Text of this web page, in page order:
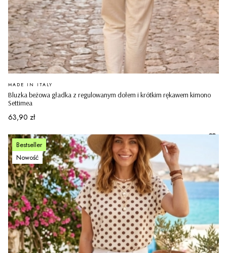
Bluzka beżowa gładka z regulowanym dołem i krótkim rękawem kimono
Settimea
PRODUCENT
MADE IN ITALY
Cena
63,90 zł
Bestseller
Nowość